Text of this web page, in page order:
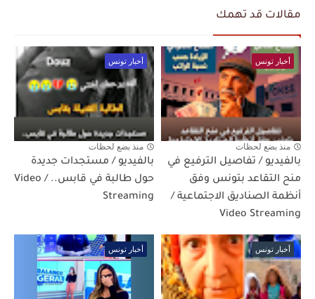
مقالات قد تهمك
أخبار تونس
منذ بضع لحظات
بالفيديو / تفاصيل الترفيع في
منح التقاعد بتونس وفق
أنظمة الصناديق الاجتماعية /
Video Streaming
أخبار تونس
منذ بضع لحظات
بالفيديو / مستجدات جديدة
حول طالبة في قابس.. / Video
Streaming
أخبار تونس أخبار تونس